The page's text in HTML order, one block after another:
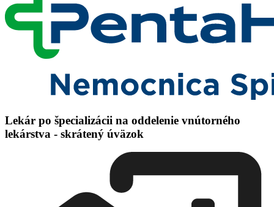
Lekár po špecializácii na oddelenie vnútorného
lekárstva - skrátený úväzok